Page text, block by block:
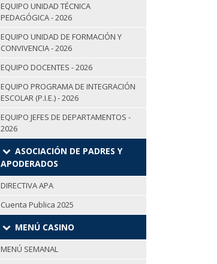
EQUIPO UNIDAD TÉCNICA
PEDAGÓGICA - 2026
EQUIPO UNIDAD DE FORMACIÓN Y
CONVIVENCIA - 2026
EQUIPO DOCENTES - 2026
EQUIPO PROGRAMA DE INTEGRACIÓN
ESCOLAR (P.I.E.) - 2026
EQUIPO JEFES DE DEPARTAMENTOS -
2026
ASOCIACIÓN DE PADRES Y
APODERADOS
DIRECTIVA APA
Cuenta Publica 2025
MENÚ CASINO
MENÚ SEMANAL